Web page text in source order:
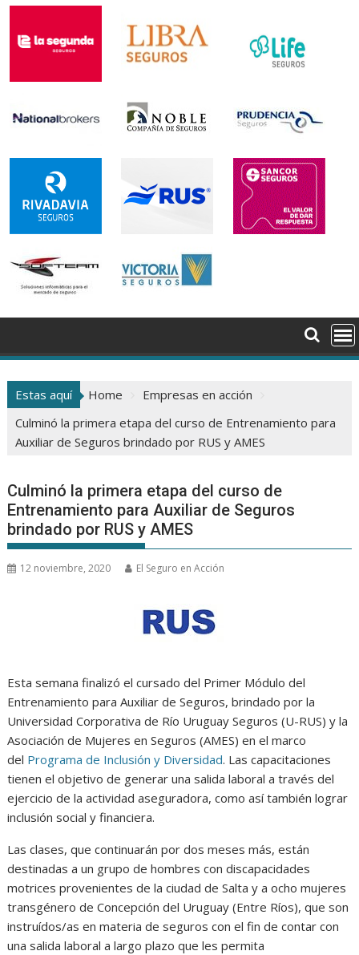
Estas aquí Home
Empresas en acción
Culminó la primera etapa del curso de Entrenamiento para
Auxiliar de Seguros brindado por RUS y AMES
Culminó la primera etapa del curso de
Entrenamiento para Auxiliar de Seguros
brindado por RUS y AMES
12 noviembre, 2020 El Seguro en Acción
Esta semana finalizó el cursado del Primer Módulo del
Entrenamiento para Auxiliar de Seguros, brindado por la
Universidad Corporativa de Río Uruguay Seguros (U-RUS) y la
Asociación de Mujeres en Seguros (AMES) en el marco
del Programa de Inclusión y Diversidad. Las capacitaciones
tienen el objetivo de generar una salida laboral a través del
ejercicio de la actividad aseguradora, como así también lograr
inclusión social y financiera.
Las clases, que continuarán por dos meses más, están
destinadas a un grupo de hombres con discapacidades
motrices provenientes de la ciudad de Salta y a ocho mujeres
transgénero de Concepción del Uruguay (Entre Ríos), que son
instruídos/as en materia de seguros con el fin de contar con
una salida laboral a largo plazo que les permita